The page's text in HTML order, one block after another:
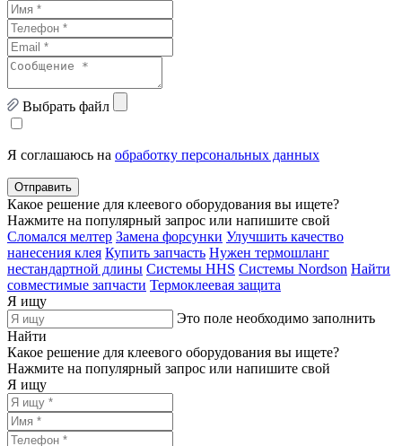
Выбрать файл
Я соглашаюсь на обработку персональных данных
Отправить
Какое решение для клеевого оборудования вы ищете?
Нажмите на популярный запрос или напишите свой
Сломался мелтер Замена форсунки Улучшить качество
нанесения клея Купить запчасть Нужен термошланг
нестандартной длины Системы HHS Системы Nordson Найти
совместимые запчасти Термоклеевая защита
Я ищу
Это поле необходимо заполнить
Найти
Какое решение для клеевого оборудования вы ищете?
Нажмите на популярный запрос или напишите свой
Я ищу